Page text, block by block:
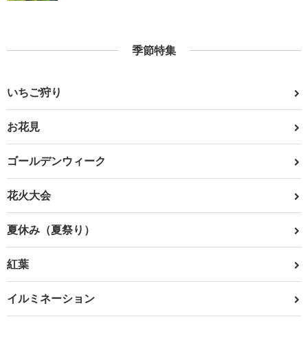
季節特集
いちご狩り
お花見
ゴールデンウィーク
花火大会
夏休み（夏祭り）
紅葉
イルミネーション